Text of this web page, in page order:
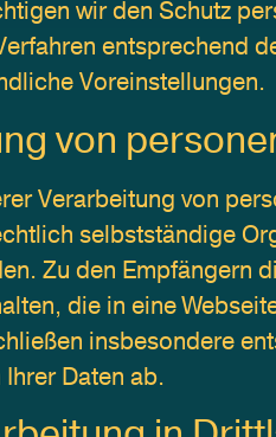
wir den Schutz
entsprechend
Voreinstellungen.
von
Verarbeitung von
selbstständige
Zu den Empfängern
die in eine
insbesondere
Daten ab.